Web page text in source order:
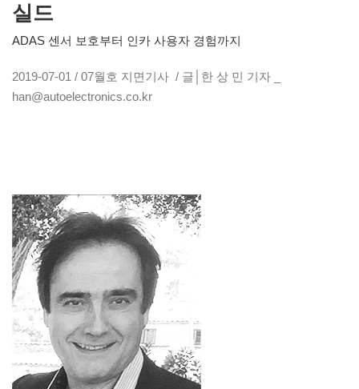
실드
ADAS 센서 보호부터 인카 사용자 경험까지
2019-07-01 / 07월호 지면기사 / 글│한 상 민 기자 _
han@autoelectronics.co.kr